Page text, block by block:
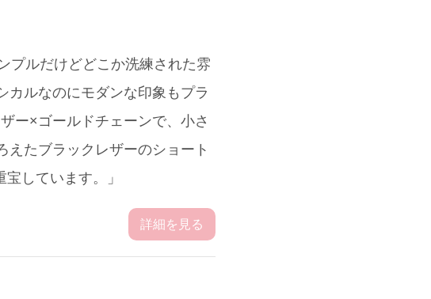
プルだけどどこか洗練された雰
ルなのにモダンな印象もプラ
ー×ゴールドチェーンで、小さ
たブラックレザーのショート
しています。」
詳細を見る